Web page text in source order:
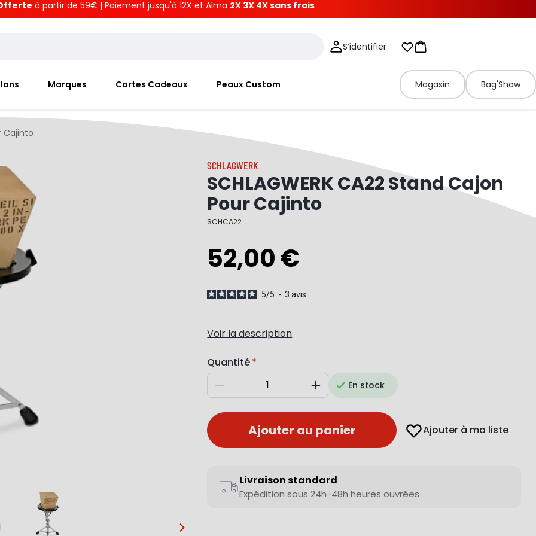
à partir de 59€ | Paiement jusqu'à 12X et Alma 2X 3X 4X sans frais
S’identifier Mes listes d'envies
Panier
Marques Cartes Cadeaux Peaux Custom Magasin Bag'Show
Cajinto
…
SCHLAGWERK
SCHLAGWERK CA22 Stand Cajon
Pour Cajinto
SCHCA22
52,00 €
5/5 - 3avis
Voir la description
Quantité
Diminuer AugmenterEn stock
Ajouter au panier Ajouter à ma liste
Livraison standard
Expédition sous 24h-48h heures ouvrées